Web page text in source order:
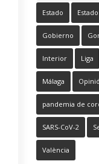
Estado
Gobierno
Interior Liga
Málaga
pandemia de
SARS-CoV-2
València